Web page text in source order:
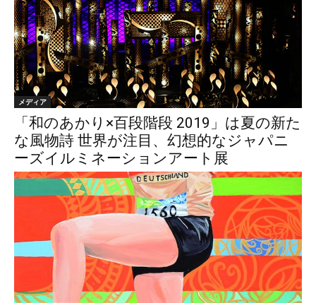
メディア
「和のあかり×百段階段 2019」は夏の新た
な風物詩 世界が注目、幻想的なジャパニ
ーズイルミネーションアート展